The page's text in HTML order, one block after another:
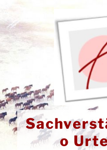
Inhalt
springen
o